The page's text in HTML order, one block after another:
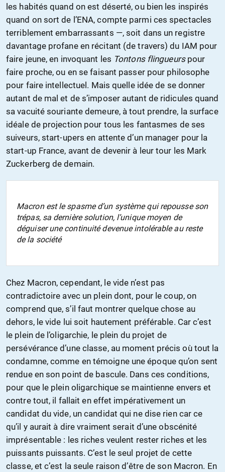
les habités quand on est déserté, ou bien les inspirés
quand on sort de l’ENA, compte parmi ces spectacles
terriblement embarrassants —, soit dans un registre
davantage profane en récitant (de travers) du IAM pour
faire jeune, en invoquant les Tontons flingueurspour
faire proche, ou en se faisant passer pour philosophe
pour faire intellectuel. Mais quelle idée de se donner
autant de mal et de s’imposer autant de ridicules quand
sa vacuité souriante demeure, à tout prendre, la surface
idéale de projection pour tous les fantasmes de ses
suiveurs, start-upers en attente d’un manager pour la
start-up France, avant de devenir à leur tour les Mark
Zuckerberg de demain.
Macron est le spasme d’un système qui repousse son
trépas, sa dernière solution, l’unique moyen de
déguiser une continuité devenue intolérable au reste
de la société
Chez Macron, cependant, le vide n’est pas
contradictoire avec un plein dont, pour le coup, on
comprend que, s’il faut montrer quelque chose au
dehors, le vide lui soit hautement préférable. Car c’est
le plein de l’oligarchie, le plein du projet de
persévérance d’une classe, au moment précis où tout la
condamne, comme en témoigne une époque qu’on sent
rendue en son point de bascule. Dans ces conditions,
pour que le plein oligarchique se maintienne envers et
contre tout, il fallait en effet impérativement un
candidat du vide, un candidat qui ne dise rien car ce
qu’il y aurait à dire vraiment serait d’une obscénité
imprésentable : les riches veulent rester riches et les
puissants puissants. C’est le seul projet de cette
classe, et c’est la seule raison d’être de son Macron. En